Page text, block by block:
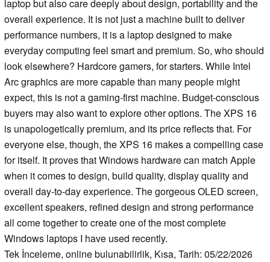
laptop but also care deeply about design, portability and the
overall experience. It is not just a machine built to deliver
performance numbers, it is a laptop designed to make
everyday computing feel smart and premium. So, who should
look elsewhere? Hardcore gamers, for starters. While Intel
Arc graphics are more capable than many people might
expect, this is not a gaming-first machine. Budget-conscious
buyers may also want to explore other options. The XPS 16
is unapologetically premium, and its price reflects that. For
everyone else, though, the XPS 16 makes a compelling case
for itself. It proves that Windows hardware can match Apple
when it comes to design, build quality, display quality and
overall day-to-day experience. The gorgeous OLED screen,
excellent speakers, refined design and strong performance
all come together to create one of the most complete
Windows laptops I have used recently.
Tek İnceleme, online bulunabilirlik, Kısa, Tarih: 05/22/2026